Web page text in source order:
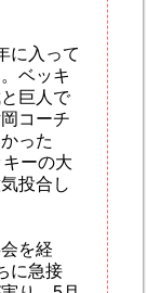
に入って
ベッキ
巨人で
コーチ
った
ーの大
投合し
を経
に急接